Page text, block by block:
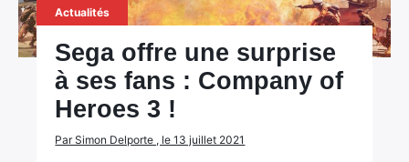
Actualités
Sega offre une surprise
à ses fans : Company of
Heroes 3 !
Par Simon Delporte , le 13 juillet 2021